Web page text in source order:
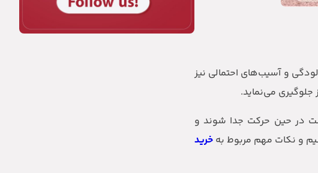
و آسیب‌های احتمالی نیز
می‌نماید.
در حین حرکت جدا شوند و
و نکات مهم مربوط به خرید